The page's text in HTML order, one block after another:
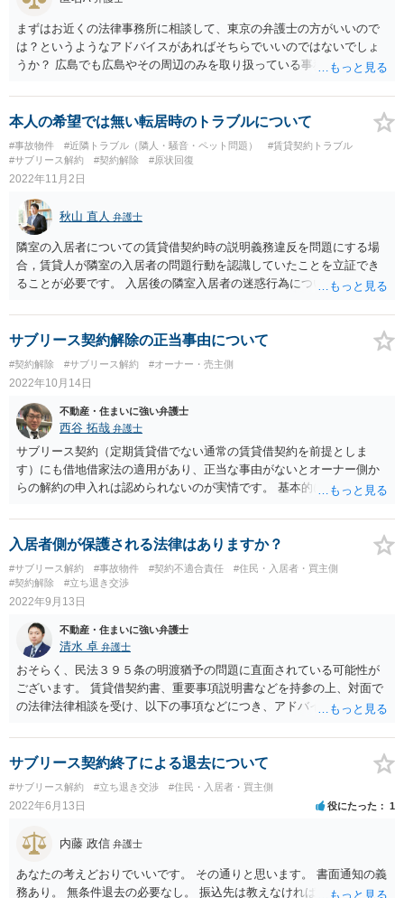
まずはお近くの法律事務所に相談して、東京の弁護士の方がいいので
は？というようなアドバイスがあればそちらでいいのではないでしょ
うか？ 広島でも広島やその周辺のみを取り扱っている事務所と、全国
本人の希望では無い転居時のトラブルについて
#事故物件 #近隣トラブル（隣人・騒音・ペット問題）
#賃貸契約トラブル
#サブリース解約
#契約解除 #原状回復
2022年11月2日
秋山 直人 弁護士
隣室の入居者についての賃貸借契約時の説明義務違反を問題にする場
合，賃貸人が隣室の入居者の問題行動を認識していたことを立証でき
ることが必要です。 入居後の隣室入居者の迷惑行為については，隣室
く，賃貸人や管理会社に対する損害賠償請求は通りにくいと思いま
す。賃貸人や管理会社が隣室入居者に退去を求めたとしても，素直に
退去するとも考えにくく，そうなると，退去勧告をしてもしなくても
結果に変わりは無かったということになりかねないためです。
サブリース契約解除の正当事由について
#契約解除 #サブリース解約 #オーナー・売主側
2022年10月14日
不動産・住まいに強い弁護士
西谷 拓哉 弁護士
サブリース契約（定期賃貸借でない通常の賃貸借契約を前提としま
す）にも借地借家法の適用があり、正当な事由がないとオーナー側か
らの解約の申入れは認められないのが実情です。 基本的にオーナー側
すので、「収支改善」という理由のみでは解約は厳しいのではないか
と思われます。 ただし、一般の個人が借主の場合と異なり、サブリー
ス物件として借り上げている相手方は、結局、収益を挙げることに重
きを置いて、賃借しているので、「立退料」を十分に保障すること
で、解約の正当事由を基礎づけやすいと考えていると思われる裁判例
借と比較して差はないとする裁判例もあります）。 いずれにしても、
現状、借地借家法上必要な解約予告期間６ケ月を置いた上で、賃料３
ヶ月分を立退料として支払うという立退きの条件は、そこまで不合理
ではないのではないかという気がします。
入居者側が保護される法律はありますか？
#サブリース解約 #事故物件 #契約不適合責任
#住民・入居者・買主側
#契約解除
#立ち退き交渉
2022年9月13日
不動産・住まいに強い弁護士
清水 卓 弁護士
おそらく、民法３９５条の明渡猶予の問題に直面されている可能性が
ございます。 賃貸借契約書、重要事項説明書などを持参の上、対面で
の法律法律相談を受け、以下の事項などにつき、アドバイスを受ける
明書などを確認し、抵当権者に対抗することができる賃貸借か否かの
チェック ②抵当権者に対抗できない賃貸借の場合、買受時から６箇月
経過するまでは明渡猶予の期間と思われるので、猶予期間の間に、新
所有者と交渉を試みる（並行して、転居先も検討） ③新所有が交渉に
応じない場合には、不動産引渡命令に対する不服申立てなどの検討
（最終的には引渡しに応じなければならない可能性があることを踏ま
え、対応を検討） ④重要事項説明書などをチェックし、現在お住まい
の物件の賃貸借契約時に、対象物件が賃貸借契約期間中に民法３９５
条の明渡猶予のトラブルが生じうる物件であること等が適切に説明さ
サブリース契約終了による退去について
#サブリース解約 #立ち退き交渉 #住民・入居者・買主側
2022年6月13日 役にたった 1
内藤 政信 弁護士
あなたの考えどおりでいいです。 その通りと思います。 書面通知の義
務あり。 無条件退去の必要なし。 振込先は教えなければならない。